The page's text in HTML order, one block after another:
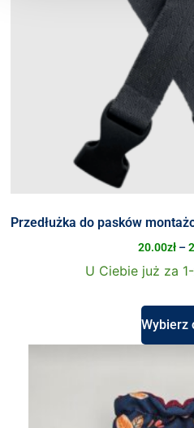
Przedłużka do pasków
20.00zł –
U Ciebie już za
Wybierz